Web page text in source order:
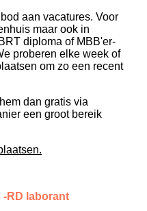
aan vacatures. Voor
maar ook in
diploma of MBB'er-
proberen elke week of
om zo een recent
dan gratis via
een groot bereik
-RD laborant